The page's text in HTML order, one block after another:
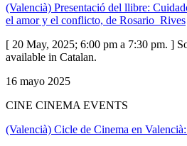
(Valencià) Presentació del llibre:
el amor y el conflicto, de Rosario Rives
[ 20 May, 2025; 6:00 pm a 7:30 pm. ]
available in Catalan.
16 mayo 2025
CINE CINEMA EVENTS
(Valencià) Cicle de Cinema en